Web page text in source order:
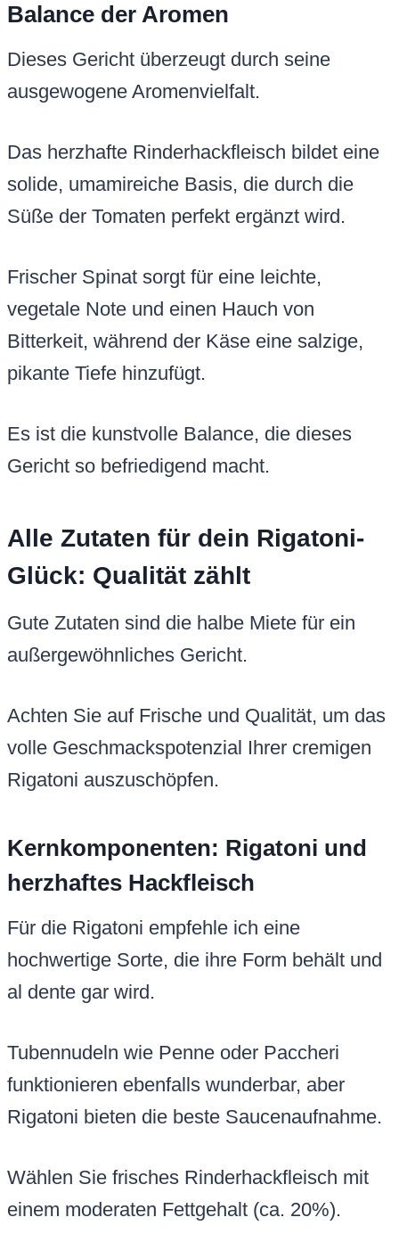
Balance der Aromen
Dieses Gericht überzeugt durch seine
ausgewogene Aromenvielfalt.
Das herzhafte Rinderhackfleisch bildet eine
solide, umamireiche Basis, die durch die
Süße der Tomaten perfekt ergänzt wird.
Frischer Spinat sorgt für eine leichte,
vegetale Note und einen Hauch von
Bitterkeit, während der Käse eine salzige,
pikante Tiefe hinzufügt.
Es ist die kunstvolle Balance, die dieses
Gericht so befriedigend macht.
Alle Zutaten für dein Rigatoni-
Glück: Qualität zählt
Gute Zutaten sind die halbe Miete für ein
außergewöhnliches Gericht.
Achten Sie auf Frische und Qualität, um das
volle Geschmackspotenzial Ihrer cremigen
Rigatoni auszuschöpfen.
Kernkomponenten: Rigatoni und
herzhaftes Hackfleisch
Für die Rigatoni empfehle ich eine
hochwertige Sorte, die ihre Form behält und
al dente gar wird.
Tubennudeln wie Penne oder Paccheri
funktionieren ebenfalls wunderbar, aber
Rigatoni bieten die beste Saucenaufnahme.
Wählen Sie frisches Rinderhackfleisch mit
einem moderaten Fettgehalt (ca. 20%).